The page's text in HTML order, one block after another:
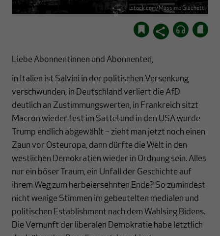
istock.com/Massimo Giachetti
Liebe Abonnentinnen und Abonnenten,
in Italien ist Salvini in der politischen Versenkung
verschwunden, in Deutschland verliert die AfD
deutlich an Zustimmungswerten, in Frankreich sitzt
Macron wieder fest im Sattel und in den USA wurde
Trump endlich abgewählt – zieht man jetzt noch einen
Zaun vor Osteuropa, dann dürfte die Welt in den
westlichen Demokratien wieder in Ordnung sein. Alles
nur ein böser Traum, ein Unfall der Geschichte auf
ihrem Weg zum herbeiersehnten Ende? So zumindest
nicht wenige Stimmen im gebeutelten medialen und
politischen Establishment nach dem Wahlsieg Bidens.
Die Vernunft der liberalen Demokratie habe letztlich